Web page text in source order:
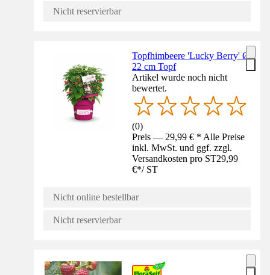
Nicht reservierbar
Topfhimbeere 'Lucky Berry' Ø
22 cm Topf
Artikel wurde noch nicht
bewertet.
(0)
Preis — 29,99 € * Alle Preise
inkl. MwSt. und ggf. zzgl.
Versandkosten pro ST29,99
€*/ ST
Nicht online bestellbar
Nicht reservierbar